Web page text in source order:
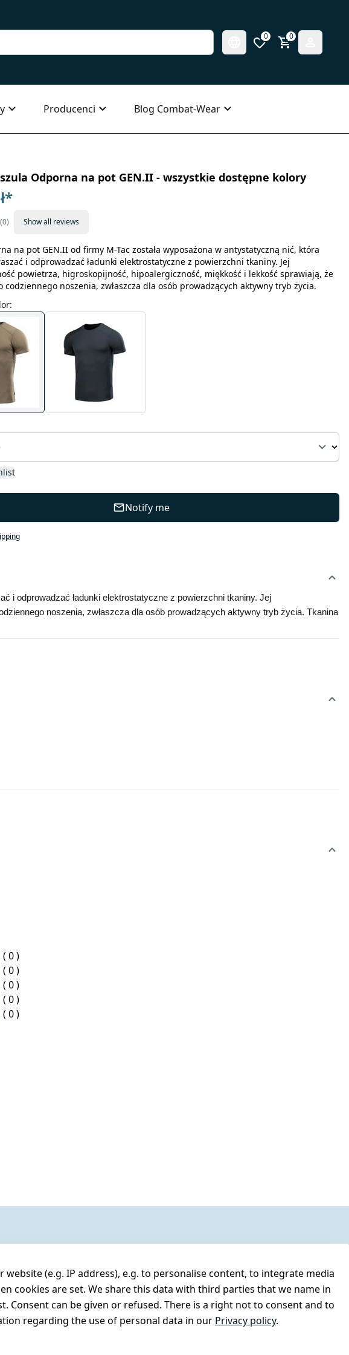
0 0
Producenci Blog Combat-Wear
Odporna na pot GEN.II - wszystkie dostępne kolory
*
0 Show all reviews
na pot GEN.II od firmy M-Tac została wyposażona w antystatyczną nić, która
i odprowadzać ładunki elektrostatyczne z powierzchni tkaniny. Jej
powietrza, higroskopijność, hipoalergiczność, miękkość i lekkość sprawiają, że
codziennego noszenia, zwłaszcza dla osób prowadzących aktywny tryb życia.
:
Notify me
i odprowadzać ładunki elektrostatyczne z powierzchni tkaniny. Jej
noszenia, zwłaszcza dla osób prowadzących aktywny tryb życia. Tkanina
( 0 )
( 0 )
( 0 )
( 0 )
( 0 )
(e.g. IP address), e.g. to personalise content, to integrate media
cookies are set. We share this data with third parties that we name in
can be given or refused. There is a right not to consent and to
regarding the use of personal data in our Privacy policy.